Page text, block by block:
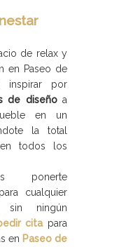
de relax y
en Paseo de
inspirar por
de diseñoa
en un
la total
todos los
ponerte
cualquier
ningún
citapara
en Paseo de